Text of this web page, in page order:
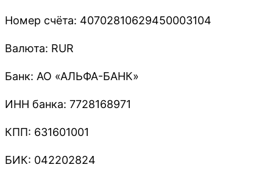
Номер счёта: 40702810629450003104
Валюта: RUR
Банк: АО «АЛЬФА-БАНК»
ИНН банка: 7728168971
КПП: 631601001
БИК: 042202824